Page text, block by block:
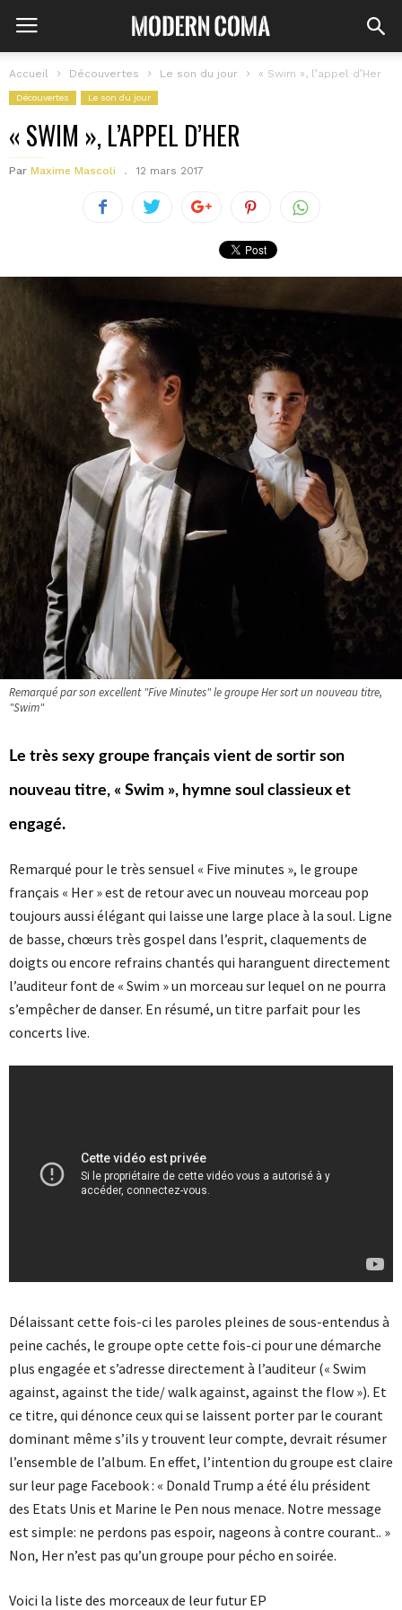
Accueil Découvertes Le son du jour « Swim », l’appel d’Her
Découvertes Le son du jour
« SWIM », L’APPEL D’HER
Par Maxime Mascoli 12 mars 2017
Remarqué par son excellent "Five Minutes" le groupe Her sort un nouveau titre,
"Swim"
Le très sexy groupe français vient de sortir son
nouveau titre, « Swim », hymne soul classieux et
engagé.
Remarqué pour le très sensuel « Five minutes », le groupe
français « Her » est de retour avec un nouveau morceau pop
toujours aussi élégant qui laisse une large place à la soul. Ligne
de basse, chœurs très gospel dans l’esprit, claquements de
doigts ou encore refrains chantés qui haranguent directement
l’auditeur font de « Swim » un morceau sur lequel on ne pourra
s’empêcher de danser. En résumé, un titre parfait pour les
concerts live.
Délaissant cette fois-ci les paroles pleines de sous-entendus à
peine cachés, le groupe opte cette fois-ci pour une démarche
plus engagée et s’adresse directement à l’auditeur (« Swim
against, against the tide/ walk against, against the flow »). Et
ce titre, qui dénonce ceux qui se laissent porter par le courant
dominant même s’ils y trouvent leur compte, devrait résumer
l’ensemble de l’album. En effet, l’intention du groupe est claire
sur leur page Facebook : « Donald Trump a été élu président
des Etats Unis et Marine le Pen nous menace. Notre message
est simple: ne perdons pas espoir, nageons à contre courant.. »
Non, Her n’est pas qu’un groupe pour pécho en soirée.
Voici la liste des morceaux de leur futur EP